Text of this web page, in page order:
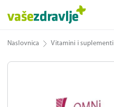
Naslovnica Vitamini i suplementi